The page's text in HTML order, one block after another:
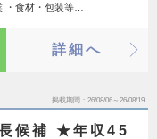
・食材・包装等…
詳細へ
掲載期間 26/08/06～26/08/19
長候補 ★年収45